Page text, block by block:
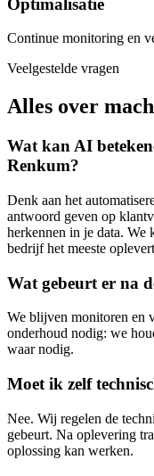
Continue monitoring en
Veelgestelde vragen
Alles over
Wat kan AI
Renkum?
Denk aan het
antwoord geven op
herkennen in je data.
bedrijf het meeste
Wat gebeurt er na
We blijven monitoren en
onderhoud nodig: we
waar nodig.
Moet ik zelf
Nee. Wij regelen de
gebeurt. Na oplevering
oplossing kan werken.